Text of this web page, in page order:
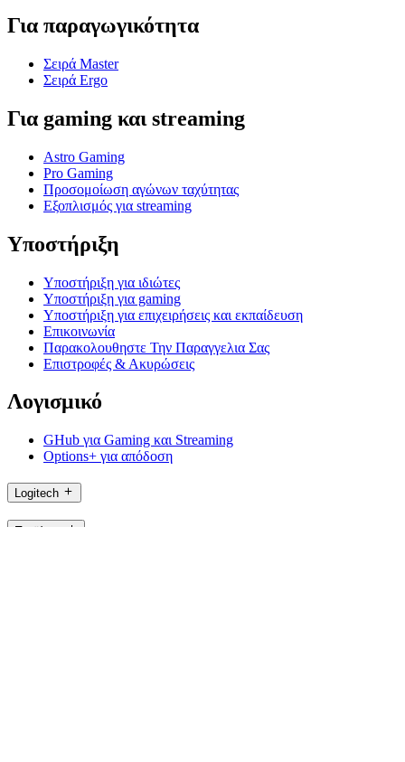
Για παραγωγικότητα
Σειρά Master
Σειρά Ergo
Για gaming και streaming
Astro Gaming
Pro Gaming
Προσομοίωση αγώνων ταχύτητας
Εξοπλισμός για streaming
Υποστήριξη
Υποστήριξη για ιδιώτες
Υποστήριξη για gaming
Υποστήριξη για επιχειρήσεις και εκπαίδευση
Επικοινωνία
Παρακολουθηστε Την Παραγγελια Σας
Επιστροφές & Ακυρώσεις
Λογισμικό
GHub για Gaming και Streaming
Options+ για απόδοση
Logitech
Προϊόντα